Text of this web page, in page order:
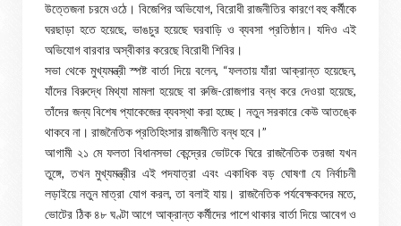
উত্তেজনা চরমে ওঠে। বিজেপির অভিযোগ, বিরোধী রাজনীতির কারণে বহু কর্মীকে
ঘরছাড়া হতে হয়েছে, ভাঙচুর হয়েছে ঘরবাড়ি ও ব্যবসা প্রতিষ্ঠান। যদিও এই
অভিযোগ বারবার অস্বীকার করেছে বিরোধী শিবির।
সভা থেকে মুখ্যমন্ত্রী স্পষ্ট বার্তা দিয়ে বলেন, “ফলতায় যাঁরা আক্রান্ত হয়েছেন,
যাঁদের বিরুদ্ধে মিথ্যা মামলা হয়েছে বা রুজি-রোজগার বন্ধ করে দেওয়া হয়েছে,
তাঁদের জন্য বিশেষ প্যাকেজের ব্যবস্থা করা হচ্ছে। নতুন সরকারে কেউ আতঙ্কে
থাকবে না। রাজনৈতিক প্রতিহিংসার রাজনীতি বন্ধ হবে।”
আগামী ২১ মে ফলতা বিধানসভা কেন্দ্রের ভোটকে ঘিরে রাজনৈতিক তরজা যখন
তুঙ্গে, তখন মুখ্যমন্ত্রীর এই পদযাত্রা এবং একাধিক বড় ঘোষণা যে নির্বাচনী
লড়াইয়ে নতুন মাত্রা যোগ করল, তা বলাই যায়। রাজনৈতিক পর্যবেক্ষকদের মতে,
ভোটের ঠিক ৪৮ ঘণ্টা আগে আক্রান্ত কর্মীদের পাশে থাকার বার্তা দিয়ে আবেগ ও